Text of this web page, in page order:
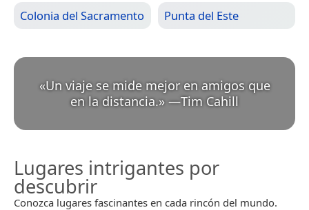
Colonia del Sacramento Punta del Este
«Un viaje se mide mejor en amigos que
en la distancia.» —Tim Cahill
Lugares intrigantes por
descubrir
Conozca lugares fascinantes en cada rincón del mundo.